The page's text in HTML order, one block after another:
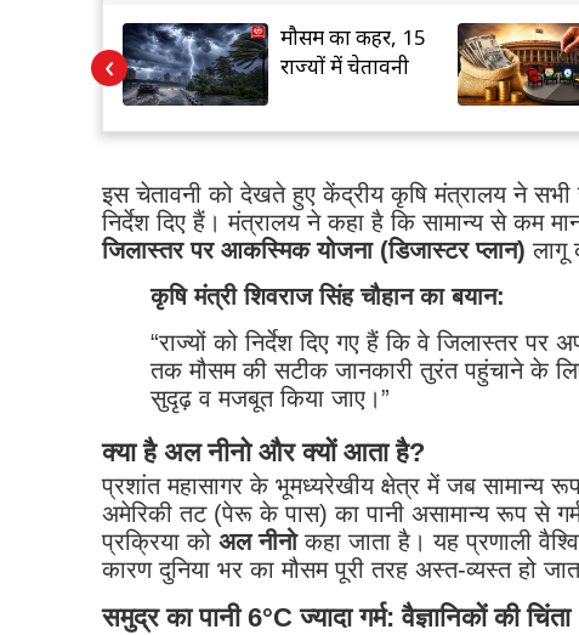
लागू नहीं
मौसम का कहर, 15
राज्यों में चेतावनी
‹
इस चेतावनी को देखते हुए केंद्रीय कृषि मंत्रालय ने सभी
निर्देश दिए हैं। मंत्रालय ने कहा है कि सामान्य से
जिलास्तर पर आकस्मिक योजना (डिजास्टर प्लान) लागू
कृषि मंत्री शिवराज सिंह चौहान का बयान:
“राज्यों को निर्देश दिए गए हैं कि वे जिलास्तर
तक मौसम की सटीक जानकारी तुरंत पहुंचाने के
सुदृढ़ व मजबूत किया जाए।”
क्या है अल नीनो और क्यों आता है?
प्रशांत महासागर के भूमध्यरेखीय क्षेत्र में जब सामान्य
अमेरिकी तट (पेरू के पास) का पानी असामान्य रूप से
प्रक्रिया को अल नीनोकहा जाता है। यह प्रणाली
कारण दुनिया भर का मौसम पूरी तरह अस्त-व्यस्त हो
समुद्र का पानी 6°C ज्यादा गर्म: वैज्ञानिकों की चिंता